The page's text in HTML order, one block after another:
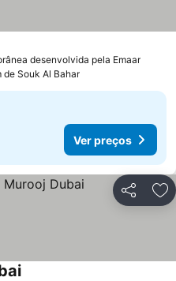
desenvolvida pela Emaar
de Souk Al Bahar
Ver preços
Partilhar